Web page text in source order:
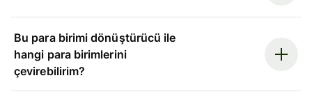
Bu para birimi dönüştürücü ile
hangi para birimlerini
çevirebilirim?